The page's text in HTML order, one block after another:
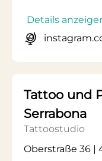
Details
Tattoo und
Serrabona
Tattoostudio
Oberstraße 36 |